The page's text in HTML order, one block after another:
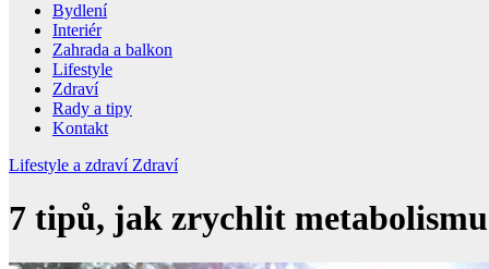
Bydlení
Interiér
Zahrada a balkon
Lifestyle
Zdraví
Rady a tipy
Kontakt
Lifestyle a zdraví Zdraví
7 tipů, jak zrychlit